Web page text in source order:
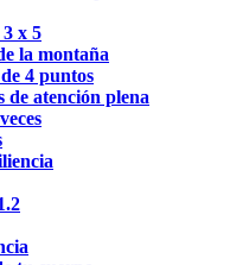
x 5
la montaña
4 puntos
de atención plena